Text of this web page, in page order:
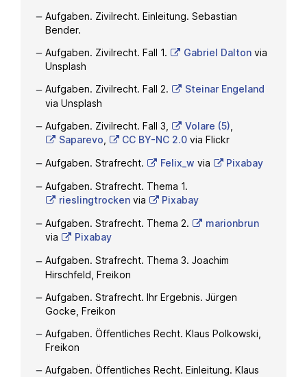
Aufgaben. Zivilrecht. Einleitung. Sebastian
Bender.
Aufgaben. Zivilrecht. Fall 1.
Gabriel Daltonvia
Unsplash
Aufgaben. Zivilrecht. Fall 2.
Steinar Engeland
via Unsplash
Aufgaben. Zivilrecht. Fall 3,
Volare (5)
Saparevo
CC BY-NC 2.0 via Flickr
Aufgaben. Strafrecht.
Felix_w via Pixabay
Aufgaben. Strafrecht. Thema 1.
rieslingtrockenvia
Pixabay
Aufgaben. Strafrecht. Thema 2.
marionbrun
via
Pixabay
Aufgaben. Strafrecht. Thema 3. Joachim
Hirschfeld, Freikon
Aufgaben. Strafrecht. Ihr Ergebnis. Jürgen
Gocke, Freikon
Aufgaben. Öffentliches Recht. Klaus Polkowski,
Freikon
Aufgaben. Öffentliches Recht. Einleitung. Klaus